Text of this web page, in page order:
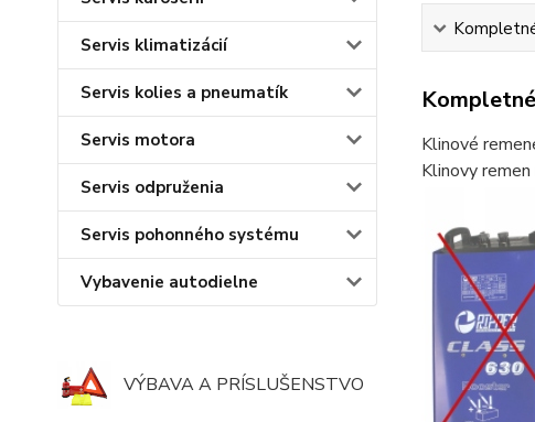
Servis klimatizácií
Servis kolies a pneumatík
Servis motora
Servis odpruženia
Servis pohonného systému
Vybavenie autodielne
VÝBAVA A PRÍSLUŠENSTVO
Klinové
Klinovy